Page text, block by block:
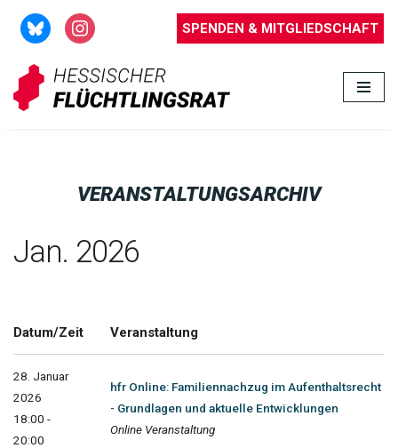
Zum
Inhalt
springen
SPENDEN & MITGLIEDSCHAFT
VERANSTALTUNGSARCHIV
Jan. 2026
Datum/Zeit Veranstaltung
28. Januar
2026
18:00 -
20:00
hfr Online: Familiennachzug im Aufenthaltsrecht
- Grundlagen und aktuelle Entwicklungen
Online Veranstaltung